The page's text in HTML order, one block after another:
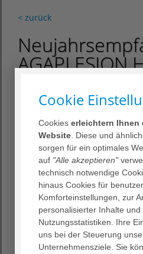
< zurück
AGAPLESION
Frankfurt, 24. Januar 2024 –
einem festlichen
das vergangene Jahr
exklusive Lesung von Erich
Cookie
Cookieserleichtern Ihnen
Website . Diese und
sorgen für ein optimales
auf "Alle akzeptieren"
technisch notwendige
hinaus Cookies für
Komforteinstellungen, zur
personalisierter Inhalte
Nutzungsstatistiken. Ihre
uns bei der Steuerung
Unternehmensziele. Sie